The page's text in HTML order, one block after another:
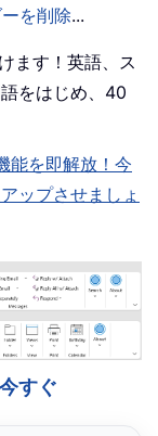
を削除...
ます！英語、ス
をはじめ、40
能を即解放！今
ップさせましょ
今すぐ